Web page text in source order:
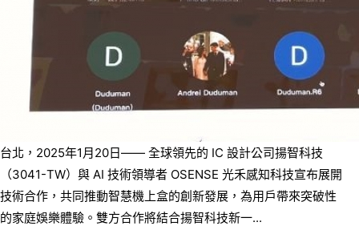
台北，2025年1月20日—— 全球領先的 IC 設計公司揚智科技
（3041-TW）與 AI 技術領導者 OSENSE 光禾感知科技宣布展開
技術合作，共同推動智慧機上盒的創新發展，為用戶帶來突破性
的家庭娛樂體驗。雙方合作將結合揚智科技新一...